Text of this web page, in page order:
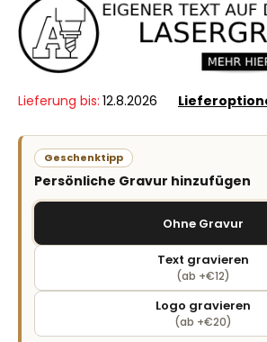
Lieferung bis: 12.8.2026
Geschenktipp
Persönliche Gravur hinzufügen
Ohne Gravur
Text gravieren
(ab +€12)
Logo gravieren
(ab +€20)